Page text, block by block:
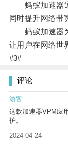
蚂蚁加速器通
同时提升网络带
蚂蚁加速器为
让用户在网络世
#3#
评论
游客
这款加速器VPM应
护。
2024-04-24